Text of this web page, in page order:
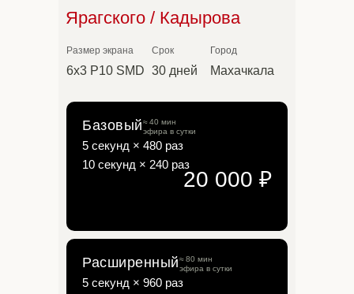
Ярагского / Кадырова
Размер экрана
6х3 P10 SMD
Срок
30 дней
Город
Махачкала
Базовый≈ 40 мин
эфира в сутки
5 секунд × 480 раз
10 секунд × 240 раз
20 000 ₽
Расширенный≈ 80 мин
эфира в сутки
5 секунд × 960 раз